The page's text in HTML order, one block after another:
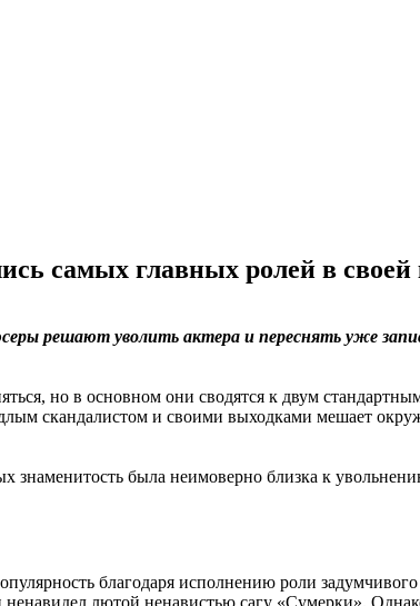
самых главных ролей в своей
решают уволить актера и переснять уже
но в основном они сводятся к двум
скандалистом и своими выходками мешает
знаменитость была неимоверно близка к
благодаря исполнению роли